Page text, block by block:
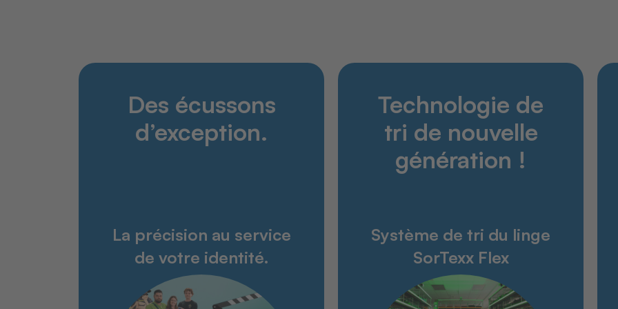
Des écussons
d’exception.
La précision au service
de votre identité.
Technologie de
tri de nouvelle
génération !
Système de tri du linge
SorTexx Flex
Produits
Entreprise
Service
Téléchargement
Personnes à contacter
Reprise des vieux appareils
News
Contact